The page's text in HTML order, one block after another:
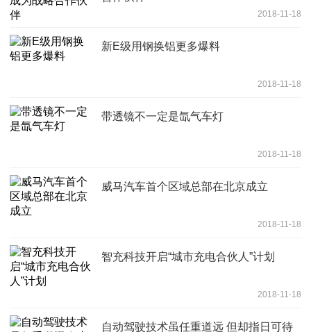
2018-11-18
新E级用钢换铝更多爆料
2018-11-18
带透镜不一定是氙气车灯
2018-11-18
威马汽车首个区域总部在北京成立
2018-11-18
智充科技开启“城市充电合伙人”计划
2018-11-18
自动驾驶技术虽任重道远 但却指日可待